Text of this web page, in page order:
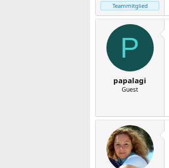
Teammitglied
P
papalagi
Guest